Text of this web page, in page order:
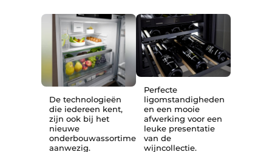
De technologieën
die iedereen kent,
zijn ook bij het
nieuwe
onderbouwassortiment
aanwezig.
Perfecte
ligomstandigheden
en een mooie
afwerking voor een
leuke presentatie
van de
wijncollectie.